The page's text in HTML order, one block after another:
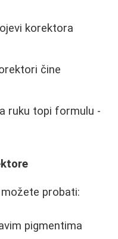
korektora
čine
ruku topi formulu -
probati:
pigmentima